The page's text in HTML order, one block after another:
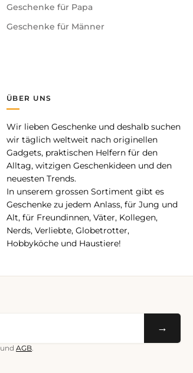
Geschenke für Papa
Geschenke für Männer
ÜBER UNS
Wir lieben Geschenke und deshalb suchen
wir täglich weltweit nach originellen
Gadgets, praktischen Helfern für den
Alltag, witzigen Geschenkideen und den
neuesten Trends.
In unserem grossen Sortiment gibt es
Geschenke zu jedem Anlass, für Jung und
Alt, für Freundinnen, Väter, Kollegen,
Nerds, Verliebte, Globetrotter,
Hobbyköche und Haustiere!
→
undAGB